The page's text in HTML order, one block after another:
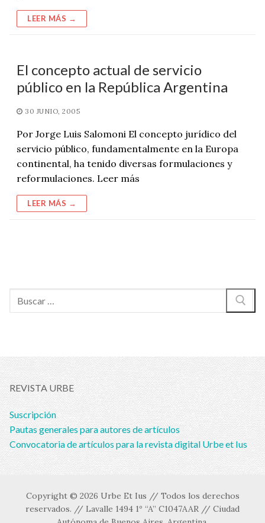
LEER MÁS →
El concepto actual de servicio
público en la República Argentina
30 JUNIO, 2005
Por Jorge Luis Salomoni El concepto jurídico del
servicio público, fundamentalmente en la Europa
continental, ha tenido diversas formulaciones y
reformulaciones. Leer más
LEER MÁS →
REVISTA URBE
Suscripción
Pautas generales para autores de artículos
Convocatoria de artículos para la revista digital Urbe et Ius
Copyright © 2026 Urbe Et Ius // Todos los derechos
reservados. // Lavalle 1494 1º “A” C1047AAR // Ciudad